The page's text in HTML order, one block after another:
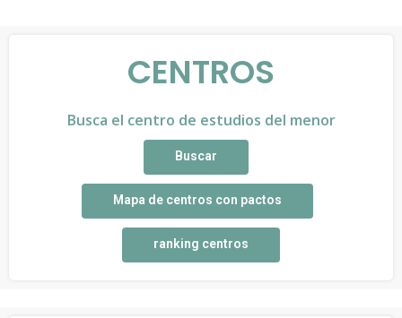
CENTROS
Busca el centro de estudios del menor
Buscar
Mapa de centros con pactos
ranking centros